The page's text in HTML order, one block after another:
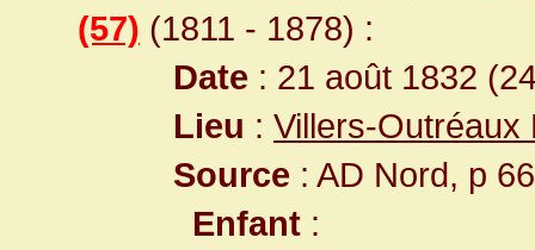
(57) (1811 - 1878) :
Date : 21 août 1832
Lieu : Villers-Outréaux
Source : AD Nord, p
Enfant :